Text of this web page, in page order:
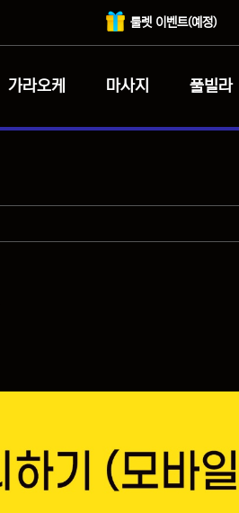
룰렛 이벤트(예정)
가라오케 마사지 풀빌라